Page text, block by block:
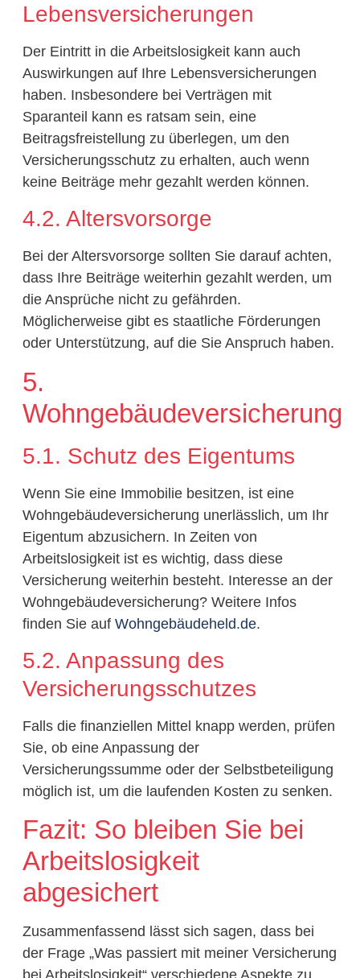
Lebensversicherungen
Der Eintritt in die Arbeitslosigkeit kann auch
Auswirkungen auf Ihre Lebensversicherungen
haben. Insbesondere bei Verträgen mit
Sparanteil kann es ratsam sein, eine
Beitragsfreistellung zu überlegen, um den
Versicherungsschutz zu erhalten, auch wenn
keine Beiträge mehr gezahlt werden können.
4.2. Altersvorsorge
Bei der Altersvorsorge sollten Sie darauf achten,
dass Ihre Beiträge weiterhin gezahlt werden, um
die Ansprüche nicht zu gefährden.
Möglicherweise gibt es staatliche Förderungen
oder Unterstützung, auf die Sie Anspruch haben.
5.
Wohngebäudeversicherung
5.1. Schutz des Eigentums
Wenn Sie eine Immobilie besitzen, ist eine
Wohngebäudeversicherung unerlässlich, um Ihr
Eigentum abzusichern. In Zeiten von
Arbeitslosigkeit ist es wichtig, dass diese
Versicherung weiterhin besteht. Interesse an der
Wohngebäudeversicherung? Weitere Infos
finden Sie auf Wohngebäudeheld.de.
5.2. Anpassung des
Versicherungsschutzes
Falls die finanziellen Mittel knapp werden, prüfen
Sie, ob eine Anpassung der
Versicherungssumme oder der Selbstbeteiligung
möglich ist, um die laufenden Kosten zu senken.
Fazit: So bleiben Sie bei
Arbeitslosigkeit
abgesichert
Zusammenfassend lässt sich sagen, dass bei
der Frage „Was passiert mit meiner Versicherung